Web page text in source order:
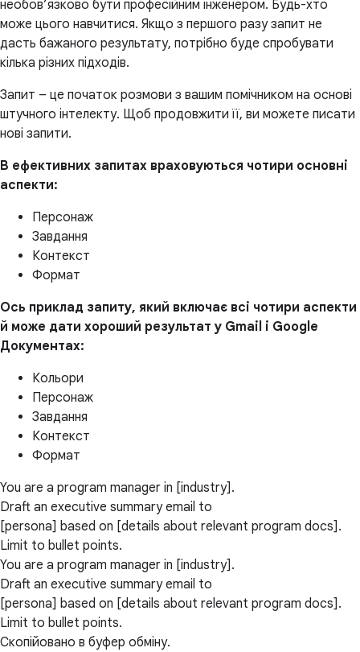
необов’язково бути професійним інженером. Будь-хто
може цього навчитися. Якщо з першого разу запит не
дасть бажаного результату, потрібно буде спробувати
кілька різних підходів.
Запит – це початок розмови з вашим помічником на основі
штучного інтелекту. Щоб продовжити її, ви можете писати
нові запити.
В ефективних запитах враховуються чотири основні
аспекти:
Персонаж
Завдання
Контекст
Формат
Ось приклад запиту, який включає всі чотири аспекти
й може дати хороший результат у Gmail і Google
Документах:
Кольори
Персонаж
Завдання
Контекст
Формат
You are a program manager in [industry].
Draft an executive summary email to
[persona] based on [details about relevant program docs].
Limit to bullet points.
You are a program manager in [industry].
Draft an executive summary email to
[persona] based on [details about relevant program docs].
Limit to bullet points.
Скопійовано в буфер обміну.